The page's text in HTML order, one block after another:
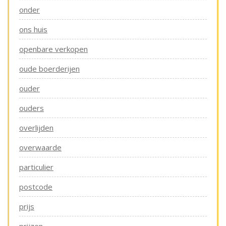
onder
ons huis
openbare verkopen
oude boerderijen
ouder
ouders
overlijden
overwaarde
particulier
postcode
prijs